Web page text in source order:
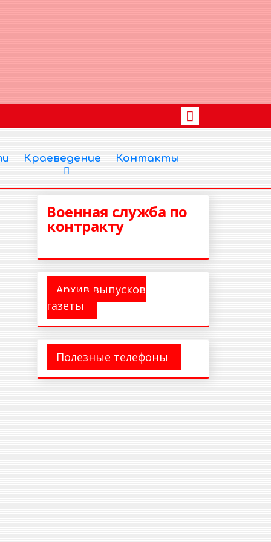
Краеведение Контакты
Военная служба по
контракту
Архив выпусков
газеты
Полезные телефоны